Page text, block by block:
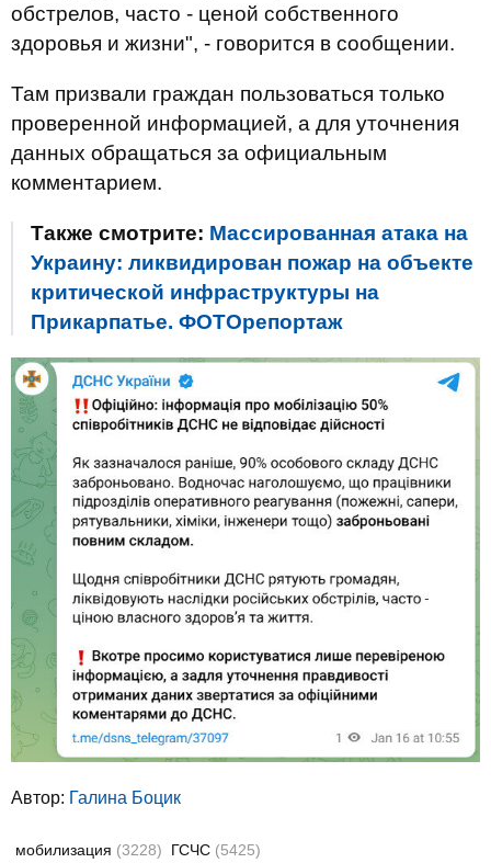
обстрелов, часто - ценой собственного
здоровья и жизни", - говорится в сообщении.
Там призвали граждан пользоваться только
проверенной информацией, а для уточнения
данных обращаться за официальным
комментарием.
Также смотрите: Массированная атака на
Украину: ликвидирован пожар на объекте
критической инфраструктуры на
Прикарпатье. ФОТОрепортаж
Автор: Галина Боцик
мобилизация (3228) ГСЧС (5425)